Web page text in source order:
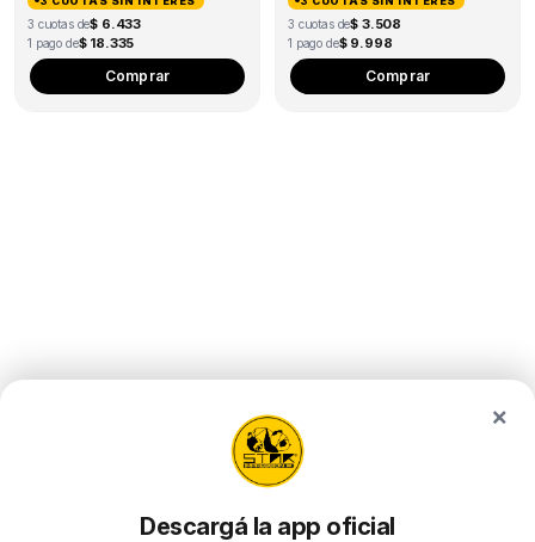
3 cuotas de$ 6.433
1 pago de$ 18.335
Comprar
3 cuotas de$ 3.508
1 pago de$ 9.998
Comprar
×
Descargá la app oficial